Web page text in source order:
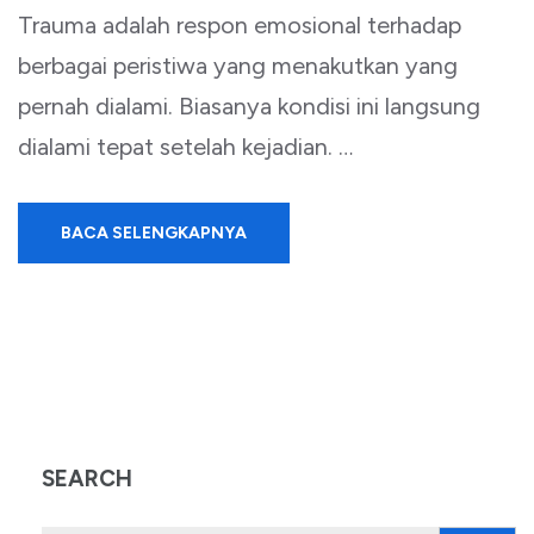
Trauma adalah respon emosional terhadap
berbagai peristiwa yang menakutkan yang
pernah dialami. Biasanya kondisi ini langsung
dialami tepat setelah kejadian. …
BACA SELENGKAPNYA
SEARCH